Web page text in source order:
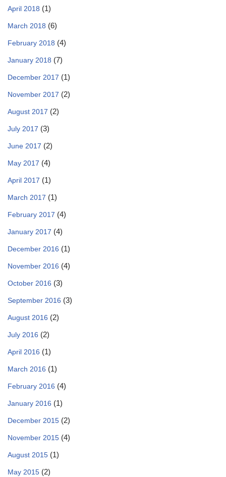
April 2018 (1)
March 2018 (6)
February 2018 (4)
January 2018 (7)
December 2017 (1)
November 2017 (2)
August 2017 (2)
July 2017 (3)
June 2017 (2)
May 2017 (4)
April 2017 (1)
March 2017 (1)
February 2017 (4)
January 2017 (4)
December 2016 (1)
November 2016 (4)
October 2016 (3)
September 2016 (3)
August 2016 (2)
July 2016 (2)
April 2016 (1)
March 2016 (1)
February 2016 (4)
January 2016 (1)
December 2015 (2)
November 2015 (4)
August 2015 (1)
May 2015 (2)